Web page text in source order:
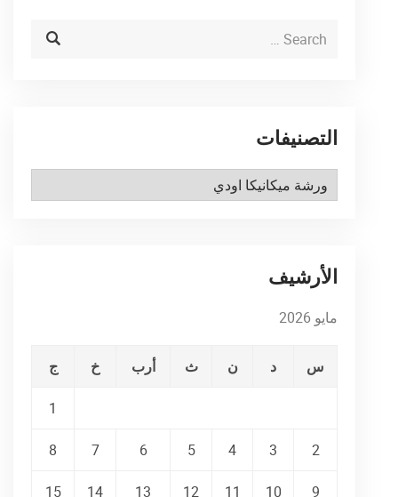
التصنيفات
التصنيفات
الأرشيف
مايو 2026
س د ن ث أرب خ ج
1
2
3
4
5
6
7
8
9
10
11
12
13
14
15